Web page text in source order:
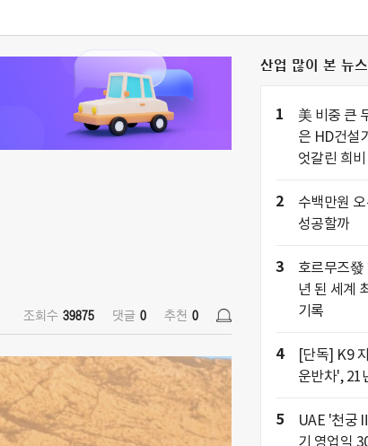
조회수 39875 댓글 0 추천 0
산업 많이 본 뉴스